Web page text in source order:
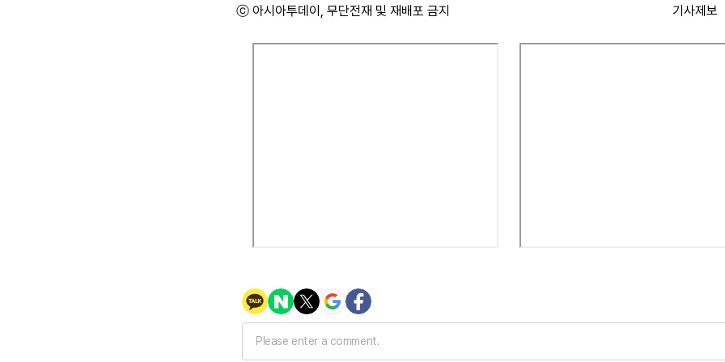
ⓒ 아시아투데이, 무단전재 및 재배포 금지 기사제보